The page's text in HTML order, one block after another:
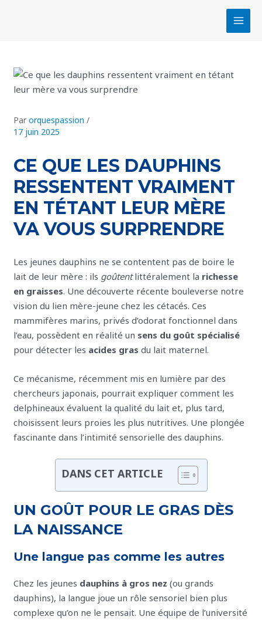
CE QUE LES DAUPHINS
RESSENTENT VRAIMENT
EN TÉTANT LEUR MÈRE
VA VOUS SURPRENDRE
Parorquespassion/
17 juin 2025
Les jeunes dauphins ne se contentent pas de boire le
lait de leur mère : ils goûtentlittéralement la richesse
en graisses. Une découverte récente bouleverse notre
vision du lien mère-jeune chez les cétacés. Ces
mammifères marins, privés d’odorat fonctionnel dans
l’eau, possèdent en réalité un sens du goût spécialisé
pour détecter les acides gras du lait maternel.
Ce mécanisme, récemment mis en lumière par des
chercheurs japonais, pourrait expliquer comment les
delphineaux évaluent la qualité du lait et, plus tard,
choisissent leurs proies les plus nutritives. Une plongée
fascinante dans l’intimité sensorielle des dauphins.
DANS CET ARTICLE
UN GOÛT POUR LE GRAS DÈS
LA NAISSANCE
Une langue pas comme les autres
Chez les jeunes dauphins à gros nez (ou grands
dauphins), la langue joue un rôle sensoriel bien plus
complexe qu’on ne le pensait. Une équipe de l’université